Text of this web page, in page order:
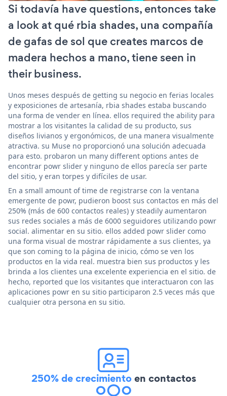
Si todavía have questions, entonces take
a look at qué rbia shades, una compañía
de gafas de sol que creates marcos de
madera hechos a mano, tiene seen in
their business.
Unos meses después de getting su negocio en ferias locales
y exposiciones de artesanía, rbia shades estaba buscando
una forma de vender en línea. ellos required the ability para
mostrar a los visitantes la calidad de su producto, sus
diseños livianos y ergonómicos, de una manera visualmente
atractiva. su Muse no proporcionó una solución adecuada
para esto. probaron un many different options antes de
encontrar powr slider y ninguno de ellos parecía ser parte
del sitio, y eran torpes y difíciles de usar.
En a small amount of time de registrarse con la ventana
emergente de powr, pudieron boost sus contactos en más del
250% (más de 600 contactos reales) y steadily aumentaron
sus redes sociales a más de 6000 seguidores utilizando powr
social. alimentar en su sitio. ellos added powr slider como
una forma visual de mostrar rápidamente a sus clientes, ya
que son coming to la página de inicio, cómo se ven los
productos en la vida real. muestra bien sus productos y les
brinda a los clientes una excelente experiencia en el sitio. de
hecho, reported que los visitantes que interactuaron con las
aplicaciones powr en su sitio participaron 2.5 veces más que
cualquier otra persona en su sitio.
250% de crecimientoen contactos